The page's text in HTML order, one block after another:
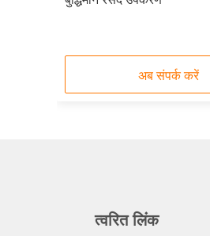
अब संपर्क करें
त्वरित लिंक